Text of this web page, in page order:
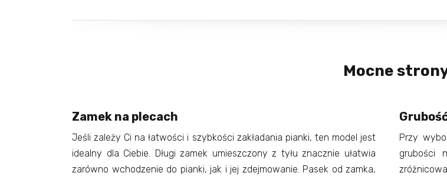
Mocne
Zamek na plecach
Jeśli zależy Ci na łatwości i szybkości zakładania pianki, ten model jest
idealny dla Ciebie. Długi zamek umieszczony z tyłu znacznie ułatwia
zarówno wchodzenie do pianki, jak i jej zdejmowanie. Pasek od zamka,
Przy
grubości